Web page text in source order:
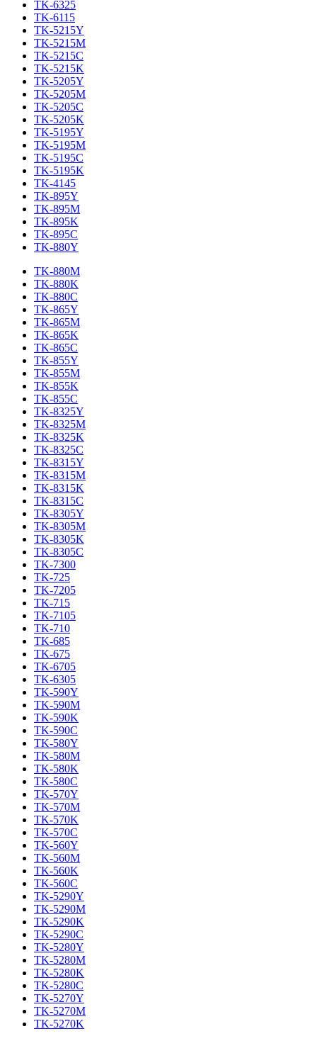
TK-6325
TK-6115
TK-5215Y
TK-5215M
TK-5215C
TK-5215K
TK-5205Y
TK-5205M
TK-5205C
TK-5205K
TK-5195Y
TK-5195M
TK-5195C
TK-5195K
TK-4145
TK-895Y
TK-895M
TK-895K
TK-895C
TK-880Y
TK-880M
TK-880K
TK-880C
TK-865Y
TK-865M
TK-865K
TK-865C
TK-855Y
TK-855M
TK-855K
TK-855C
TK-8325Y
TK-8325M
TK-8325K
TK-8325C
TK-8315Y
TK-8315M
TK-8315K
TK-8315C
TK-8305Y
TK-8305M
TK-8305K
TK-8305C
TK-7300
TK-725
TK-7205
TK-715
TK-7105
TK-710
TK-685
TK-675
TK-6705
TK-6305
TK-590Y
TK-590M
TK-590K
TK-590C
TK-580Y
TK-580M
TK-580K
TK-580C
TK-570Y
TK-570M
TK-570K
TK-570C
TK-560Y
TK-560M
TK-560K
TK-560C
TK-5290Y
TK-5290M
TK-5290K
TK-5290C
TK-5280Y
TK-5280M
TK-5280K
TK-5280C
TK-5270Y
TK-5270M
TK-5270K